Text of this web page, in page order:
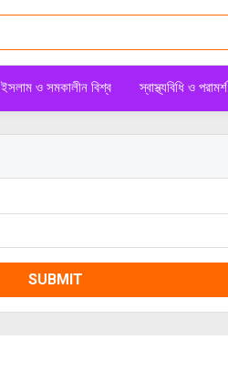
ইসলাম ও সমকালীন বিশ্ব স্বাস্থ্যবিধি ও পরামর্শ
SUBMIT